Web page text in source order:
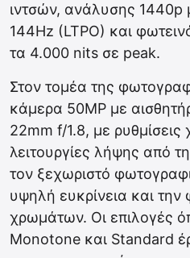
ιντσών, ανάλυσης
144Hz (LTPO) και
τα 4.000 nits σε peak.
Στον τομέα της
κάμερα 50MP με
22mm f/1.8, με
λειτουργίες λήψης από
τον ξεχωριστό
υψηλή ευκρίνεια και
χρωμάτων. Οι επιλογές
Monotone και Standard